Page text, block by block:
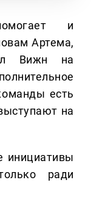
и
Артема,
Вижн на
есть
на
инициативы
ради